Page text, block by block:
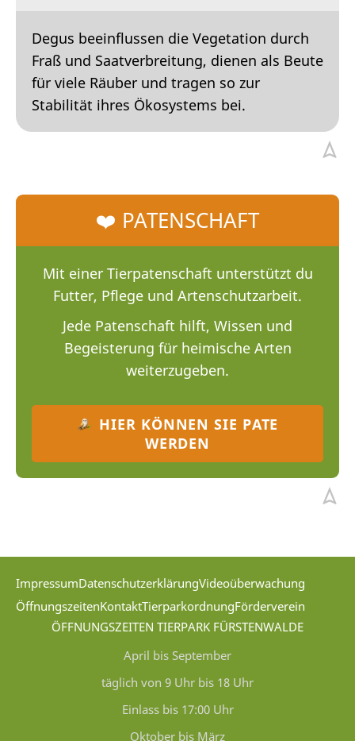
Degus beeinflussen die Vegetation durch
Fraß und Saatverbreitung, dienen als Beute
für viele Räuber und tragen so zur
Stabilität ihres Ökosystems bei.
❤️ PATENSCHAFT
Mit einer Tierpatenschaft unterstützt du
Futter, Pflege und Artenschutzarbeit.
Jede Patenschaft hilft, Wissen und
Begeisterung für heimische Arten
weiterzugeben.
HIER KÖNNEN SIE PATE
WERDEN
ImpressumDatenschutzerklärungVideoüberwachung
ÖffnungszeitenKontaktTierparkordnungFörderverein
ÖFFNUNGSZEITEN TIERPARK FÜRSTENWALDE
April bis September
täglich von 9 Uhr bis 18 Uhr
Einlass bis 17:00 Uhr
Oktober bis März